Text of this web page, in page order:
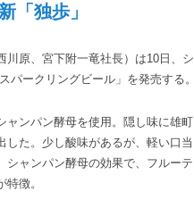
「独歩」
原、宮下附一竜社長）は10日、シ
パークリングビール」を発売する。
ンパン酵母を使用。隠し味に雄町
した。少し酸味があるが、軽い口当
シャンパン酵母の効果で、フルーテ
徴。